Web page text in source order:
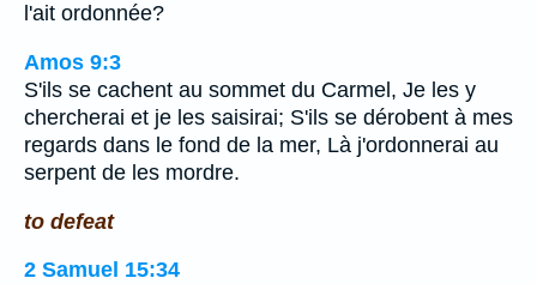
l'ait ordonnée?
Amos 9:3
S'ils se cachent au sommet du Carmel, Je les y
chercherai et je les saisirai; S'ils se dérobent à mes
regards dans le fond de la mer, Là j'ordonnerai au
serpent de les mordre.
to defeat
2 Samuel 15:34